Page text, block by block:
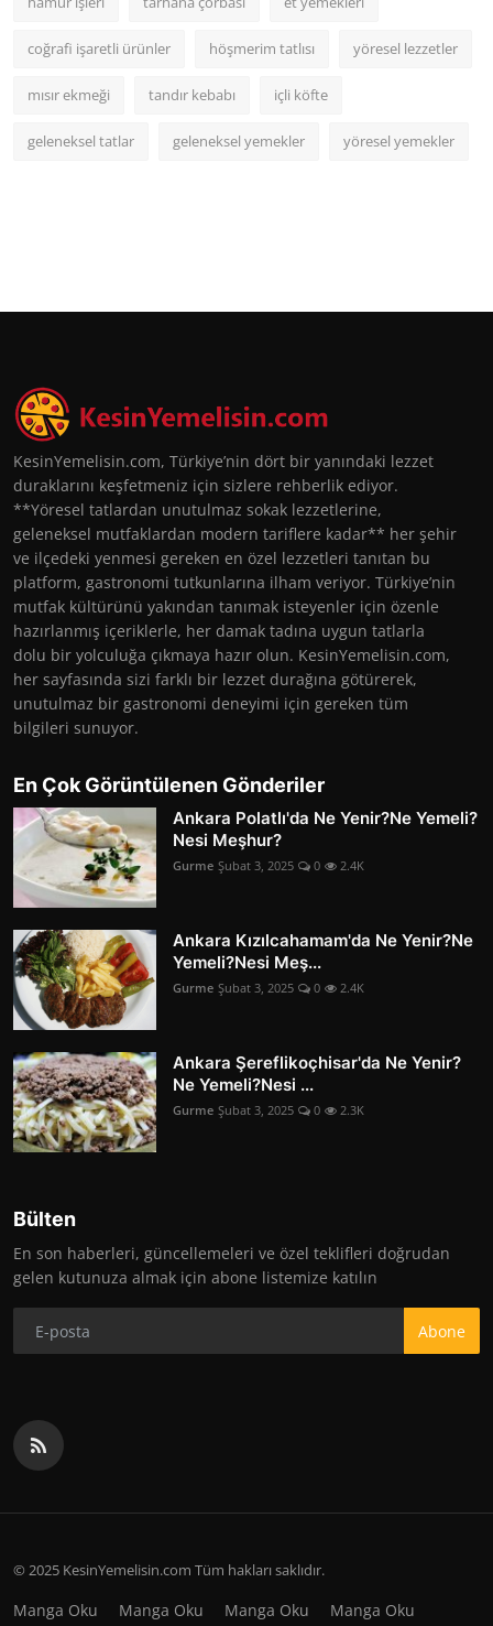
coğrafi işaretli ürünler höşmerim tatlısı yöresel lezzetler
mısır ekmeği tandır kebabı içli köfte
geleneksel tatlar geleneksel yemekler yöresel yemekler
KesinYemelisin.com, Türkiye’nin dört bir yanındaki lezzet
duraklarını keşfetmeniz için sizlere rehberlik ediyor.
**Yöresel tatlardan unutulmaz sokak lezzetlerine,
geleneksel mutfaklardan modern tariflere kadar** her şehir
ve ilçedeki yenmesi gereken en özel lezzetleri tanıtan bu
platform, gastronomi tutkunlarına ilham veriyor. Türkiye’nin
mutfak kültürünü yakından tanımak isteyenler için özenle
hazırlanmış içeriklerle, her damak tadına uygun tatlarla
dolu bir yolculuğa çıkmaya hazır olun. KesinYemelisin.com,
her sayfasında sizi farklı bir lezzet durağına götürerek,
unutulmaz bir gastronomi deneyimi için gereken tüm
bilgileri sunuyor.
En Çok Görüntülenen Gönderiler
Ankara Polatlı'da Ne Yenir?Ne Yemeli?
Nesi Meşhur?
Gurme Şubat 3, 2025 0 2.4K
Ankara Kızılcahamam'da Ne Yenir?Ne
Yemeli?Nesi Meş...
Gurme Şubat 3, 2025 0 2.4K
Ankara Şereflikoçhisar'da Ne Yenir?
Ne Yemeli?Nesi ...
Gurme Şubat 3, 2025 0 2.3K
Bülten
En son haberleri, güncellemeleri ve özel teklifleri doğrudan
gelen kutunuza almak için abone listemize katılın
Abone
© 2025 KesinYemelisin.com Tüm hakları saklıdır.
Manga Oku Manga Oku Manga Oku Manga Oku